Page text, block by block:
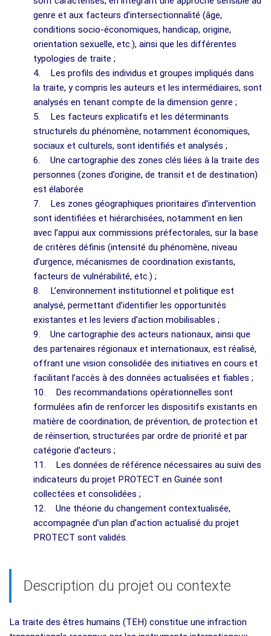
genre et aux facteurs d’intersectionnalité (âge,
conditions socio-économiques, handicap, origine,
orientation sexuelle, etc.), ainsi que les différentes
typologies de traite ;
4. Les profils des individus et groupes impliqués dans
la traite, y compris les auteurs et les intermédiaires, sont
analysés en tenant compte de la dimension genre ;
5. Les facteurs explicatifs et les déterminants
structurels du phénomène, notamment économiques,
sociaux et culturels, sont identifiés et analysés ;
6. Une cartographie des zones clés liées à la traite des
personnes (zones d’origine, de transit et de destination)
est élaborée
7. Les zones géographiques prioritaires d’intervention
sont identifiées et hiérarchisées, notamment en lien
avec l’appui aux commissions préfectorales, sur la base
de critères définis (intensité du phénomène, niveau
d’urgence, mécanismes de coordination existants,
facteurs de vulnérabilité, etc.) ;
8. L’environnement institutionnel et politique est
analysé, permettant d’identifier les opportunités
existantes et les leviers d’action mobilisables ;
9. Une cartographie des acteurs nationaux, ainsi que
des partenaires régionaux et internationaux, est réalisé,
offrant une vision consolidée des initiatives en cours et
facilitant l’accès à des données actualisées et fiables ;
10. Des recommandations opérationnelles sont
formulées afin de renforcer les dispositifs existants en
matière de coordination, de prévention, de protection et
de réinsertion, structurées par ordre de priorité et par
catégorie d’acteurs ;
11. Les données de référence nécessaires au suivi des
indicateurs du projet PROTECT en Guinée sont
collectées et consolidées ;
12. Une théorie du changement contextualisée,
accompagnée d’un plan d’action actualisé du projet
PROTECT sont validés.
Description du projet ou contexte
La traite des êtres humains (TEH) constitue une infraction